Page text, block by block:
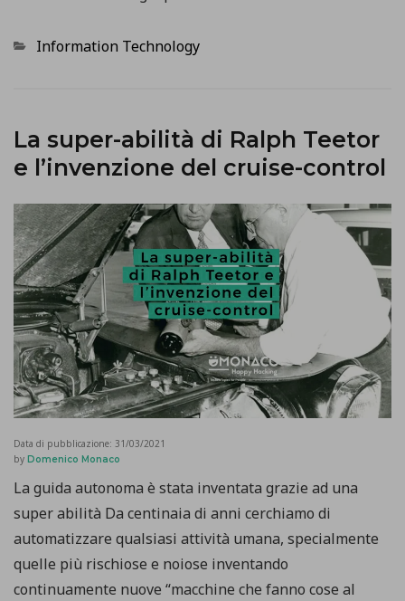
Categorie
Information Technology
La super-abilità di Ralph Teetor
e l’invenzione del cruise-control
Data di pubblicazione: 31/03/2021
by Domenico Monaco
La guida autonoma è stata inventata grazie ad una
super abilità Da centinaia di anni cerchiamo di
automatizzare qualsiasi attività umana, specialmente
quelle più rischiose e noiose inventando
continuamente nuove “macchine che fanno cose al